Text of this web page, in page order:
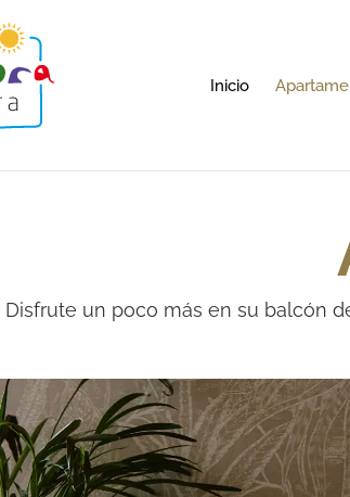
Inicio
Disfrute un poco más en su balcón